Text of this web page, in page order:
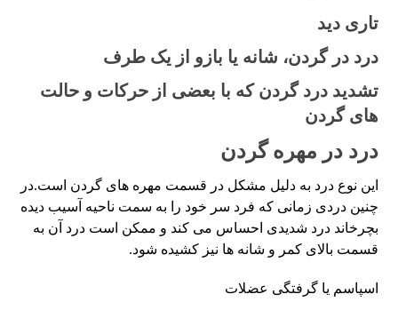
تاری دید
درد در گردن، شانه یا بازو از یک طرف
تشدید درد گردن که با بعضی از حرکات و حالت
های گردن
درد در مهره گردن
این نوع درد به دلیل مشکل در قسمت مهره های گردن است.در
چنین دردی زمانی که فرد سر خود را به سمت ناحیه آسیب دیده
بچرخاند درد شدیدی احساس می کند و ممکن است درد آن به
قسمت بالای کمر و شانه ها نیز کشیده شود.
اسپاسم یا گرفتگی عضلات